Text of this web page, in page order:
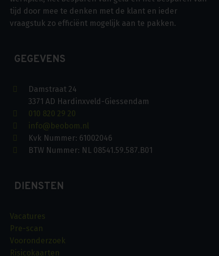
tijd door mee te denken met de klant en ieder
vraagstuk zo efficiënt mogelijk aan te pakken.
GEGEVENS
Damstraat 24
3371 AD Hardinxveld-Giessendam
010 820 29 20
info@beobom.nl
Kvk Nummer: 61002046
BTW Nummer: NL 08541.59.587.B01
DIENSTEN
Vacatures
Pre-scan
Vooronderzoek
Risicokaarten